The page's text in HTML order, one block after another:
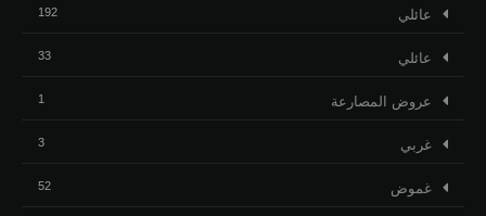
عائلي 192
عائلي 33
عروض المصارعة 1
غربي 3
غموض 52